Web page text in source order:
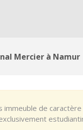
Mercier à Namur
immeuble de